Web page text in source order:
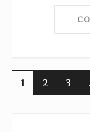
1 2 3